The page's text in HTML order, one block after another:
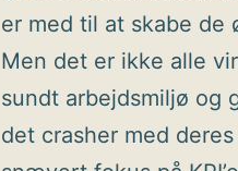
er med til at skabe de
Men det er ikke alle
sundt arbejdsmiljø og
det crasher med